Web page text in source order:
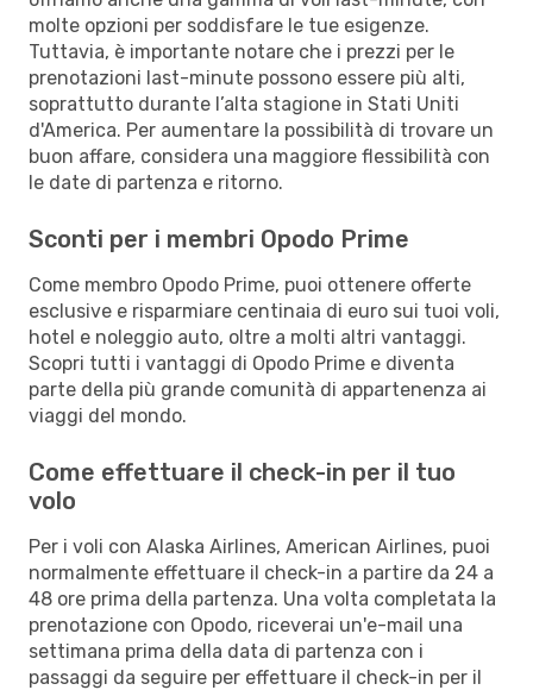
molte opzioni per soddisfare le tue esigenze.
Tuttavia, è importante notare che i prezzi per le
prenotazioni last-minute possono essere più alti,
soprattutto durante l’alta stagione in Stati Uniti
d'America. Per aumentare la possibilità di trovare un
buon affare, considera una maggiore flessibilità con
le date di partenza e ritorno.
Sconti per i membri Opodo Prime
Come membro Opodo Prime, puoi ottenere offerte
esclusive e risparmiare centinaia di euro sui tuoi voli,
hotel e noleggio auto, oltre a molti altri vantaggi.
Scopri tutti i vantaggi di Opodo Prime e diventa
parte della più grande comunità di appartenenza ai
viaggi del mondo.
Come effettuare il check-in per il tuo
volo
Per i voli con Alaska Airlines, American Airlines, puoi
normalmente effettuare il check-in a partire da 24 a
48 ore prima della partenza. Una volta completata la
prenotazione con Opodo, riceverai un'e-mail una
settimana prima della data di partenza con i
passaggi da seguire per effettuare il check-in per il